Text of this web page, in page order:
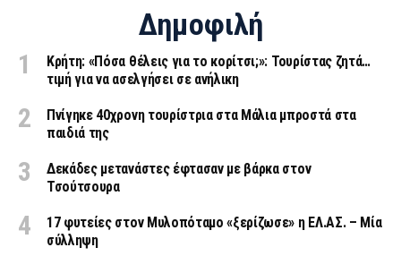
Δημοφιλή
Κρήτη: «Πόσα θέλεις για το κορίτσι;»: Τουρίστας ζητά…
τιμή για να ασελγήσει σε ανήλικη
Πνίγηκε 40χρονη τουρίστρια στα Μάλια μπροστά στα
παιδιά της
Δεκάδες μετανάστες έφτασαν με βάρκα στον
Τσούτσουρα
17 φυτείες στον Μυλοπόταμο «ξερίζωσε» η ΕΛ.ΑΣ. – Μία
σύλληψη